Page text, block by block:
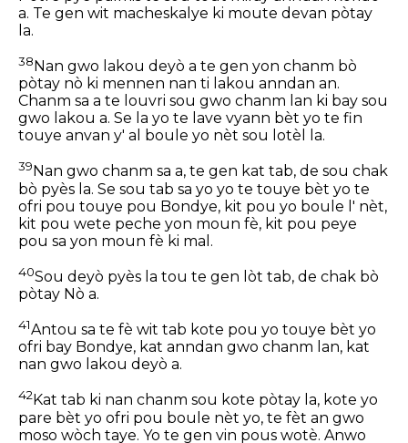
a. Te gen wit macheskalye ki moute devan pòtay
la.
38 Nan gwo lakou deyò a te gen yon chanm bò
pòtay nò ki mennen nan ti lakou anndan an.
Chanm sa a te louvri sou gwo chanm lan ki bay sou
gwo lakou a. Se la yo te lave vyann bèt yo te fin
touye anvan y' al boule yo nèt sou lotèl la.
39 Nan gwo chanm sa a, te gen kat tab, de sou chak
bò pyès la. Se sou tab sa yo yo te touye bèt yo te
ofri pou touye pou Bondye, kit pou yo boule l' nèt,
kit pou wete peche yon moun fè, kit pou peye
pou sa yon moun fè ki mal.
40Sou deyò pyès la tou te gen lòt tab, de chak bò
pòtay Nò a.
41Antou sa te fè wit tab kote pou yo touye bèt yo
ofri bay Bondye, kat anndan gwo chanm lan, kat
nan gwo lakou deyò a.
42Kat tab ki nan chanm sou kote pòtay la, kote yo
pare bèt yo ofri pou boule nèt yo, te fèt an gwo
moso wòch taye. Yo te gen vin pous wotè. Anwo